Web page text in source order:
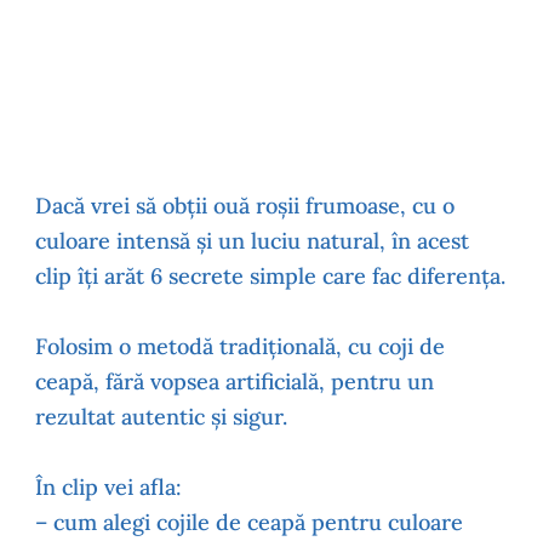
Dacă vrei să obții ouă roșii frumoase, cu o
culoare intensă și un luciu natural, în acest
clip îți arăt 6 secrete simple care fac diferența.
Folosim o metodă tradițională, cu coji de
ceapă, fără vopsea artificială, pentru un
rezultat autentic și sigur.
În clip vei afla:
– cum alegi cojile de ceapă pentru culoare